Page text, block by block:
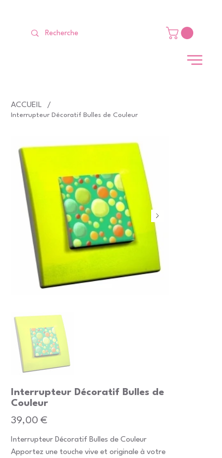
ACCUEIL /
Interrupteur Décoratif Bulles de Couleur
Interrupteur Décoratif Bulles de
Couleur
Prix
39,00 €
Interrupteur Décoratif Bulles de Couleur
Apportez une touche vive et originale à votre